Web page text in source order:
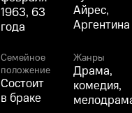
1963, 63
года
Айрес,
Аргентина
Семейное
положение
Состоит
в браке
Жанры
Драма,
комедия,